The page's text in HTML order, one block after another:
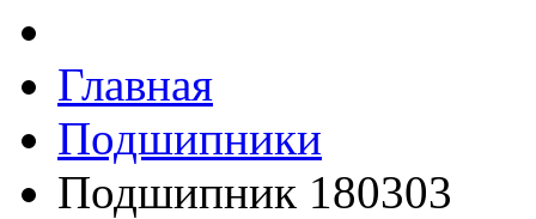
Ивантеевка, подшипники, пневматика, метизы, техника,
Главная
Подшипники
Подшипник 180303